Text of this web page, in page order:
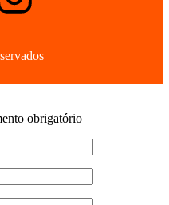
obrigatório